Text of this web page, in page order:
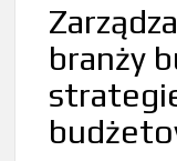
branży